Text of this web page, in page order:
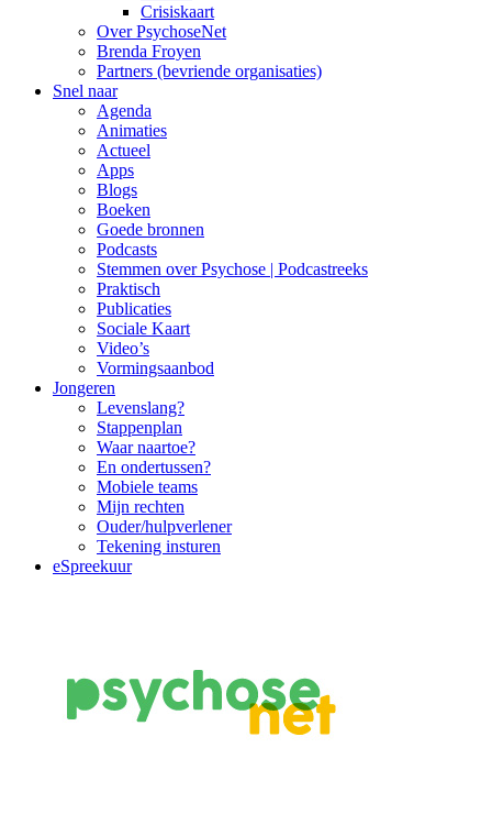
Crisiskaart
Over PsychoseNet
Brenda Froyen
Partners (bevriende organisaties)
Snel naar
Agenda
Animaties
Actueel
Apps
Blogs
Boeken
Goede bronnen
Podcasts
Stemmen over Psychose | Podcastreeks
Praktisch
Publicaties
Sociale Kaart
Video’s
Vormingsaanbod
Jongeren
Levenslang?
Stappenplan
Waar naartoe?
En ondertussen?
Mobiele teams
Mijn rechten
Ouder/hulpverlener
Tekening insturen
eSpreekuur